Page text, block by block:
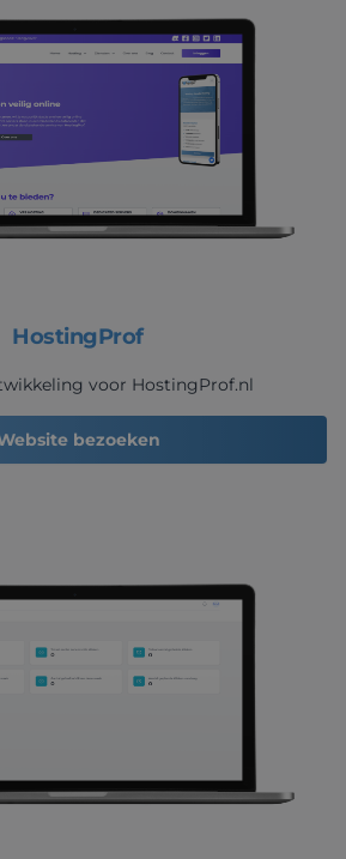
HostingProf
voor HostingProf.nl
bezoeken